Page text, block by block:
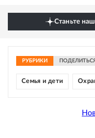
Станьте
РУБРИКИ ПОДЕЛИТЬСЯ
Семья и дети